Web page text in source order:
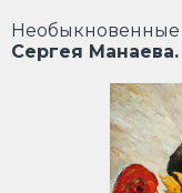
Необыкновенные
Сергея Манаева.